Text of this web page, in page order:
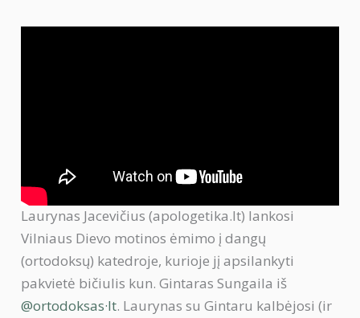
Laurynas Jacevičius (apologetika.lt) lankosi
Vilniaus Dievo motinos ėmimo į dangų
(ortodoksų) katedroje, kurioje jį apsilankyti
pakvietė bičiulis kun. Gintaras Sungaila iš
@ortodoksas·lt. Laurynas su Gintaru kalbėjosi (ir